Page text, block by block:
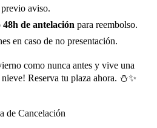
previo aviso.
de antelación para reembolso.
en caso de no presentación.
como nunca antes y vive una
Reserva tu plaza ahora. ⛄✨
de Cancelación